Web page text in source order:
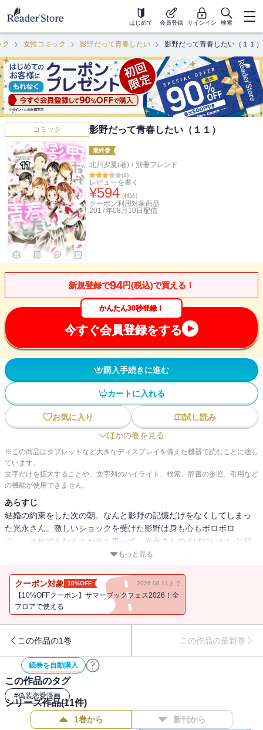
はじめて 会員登録 サインイン 検索
ク 女性コミック 影野だって青春したい 影野だって青春したい（１１）
コミック 影野だって青春したい（１１）
最終巻
北川夕夏(著) / 別冊フレンド
(2)
レビューを書く
¥594 (税込)
クーポン利用対象商品
2017年08月10日 配信
新規登録で94円(税込)で買える！
かんたん30秒登録！
今すぐ会員登録をする
購入手続きに進む
カートに入れる
お気に入り
試し読み
ほかの巻を見る
※この商品はタブレットなど大きなディスプレイを備えた機器で読むことに適し
ています。
文字だけを拡大することや、文字列のハイライト、検索、辞書の参照、引用など
の機能が使用できません。
あらすじ
結婚の約束をした次の朝、なんと影野の記憶だけをなくしてしまっ
た光永さん。激しいショックを受けた影野は身も心もボロボロ
に…。それでもなんとか立ち直って、光永さんのそばにいたいと願
うけど――!? 影野のこじらせパワーが奇跡を起こす!? 恋と友情の
して、電子版未収録だったカバー下描きおろし全11巻分をすべて収
もっと見る
クーポン対象 10%OFF 2026.08.11まで
【10%OFFクーポン】サマーブックフェス2026！全
フロアで使える
この作品の1巻 この作品の最新巻
続巻を自動購入
この作品のタグ
#偽装恋愛漫画
シリーズ作品(11件)
1巻から 新刊から